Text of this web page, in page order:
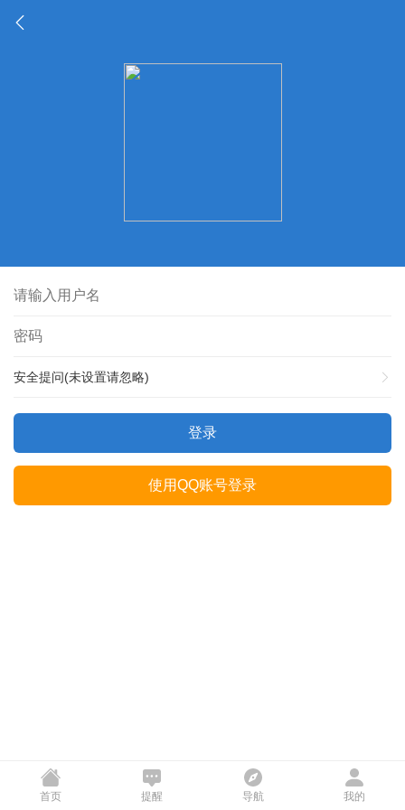
安全提问(未设置请忽略)
登录
使用QQ账号登录
首页 提醒 导航 我的